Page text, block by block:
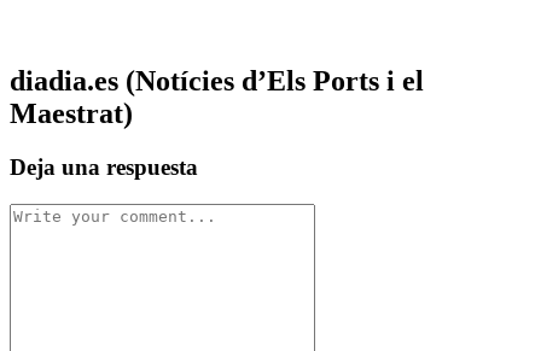
diadia.es (Notícies d’Els Ports i el
Maestrat)
Deja una respuesta